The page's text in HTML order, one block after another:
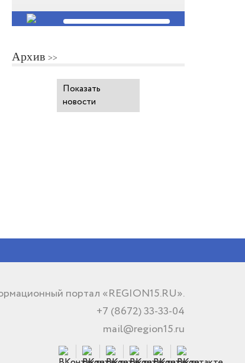
Архив
Показать
новости
портал «REGION15.RU».
+7 (8672) 33-33-04
mail@region15.ru